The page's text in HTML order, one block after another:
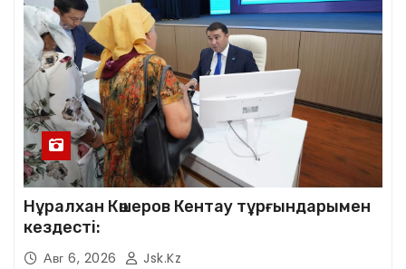
Нұралхан Көшеров Кентау тұрғындарымен
кездесті:
Авг 6, 2026 Jsk.kz